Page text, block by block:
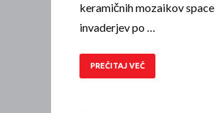
keramičnih mozaikov space
invaderjev po …
PREČITAJ VEČ